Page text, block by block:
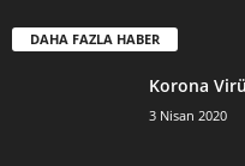
DAHA FAZLA HABER
Korona
3 Nisan 2020